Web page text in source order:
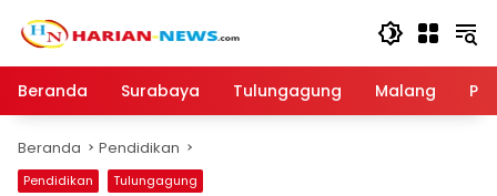
Beranda
Surabaya Tulungagung Malang
Beranda Pendidikan
Pendidikan Tulungagung